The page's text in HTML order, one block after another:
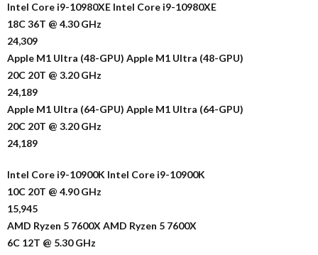
Intel Core i9-10980XE Intel Core i9-10980XE
18C 36T @ 4.30 GHz
24,309
Apple M1 Ultra (48-GPU) Apple M1 Ultra (48-GPU)
20C 20T @ 3.20 GHz
24,189
Apple M1 Ultra (64-GPU) Apple M1 Ultra (64-GPU)
20C 20T @ 3.20 GHz
24,189
Intel Core i9-10900K Intel Core i9-10900K
10C 20T @ 4.90 GHz
15,945
AMD Ryzen 5 7600X AMD Ryzen 5 7600X
6C 12T @ 5.30 GHz